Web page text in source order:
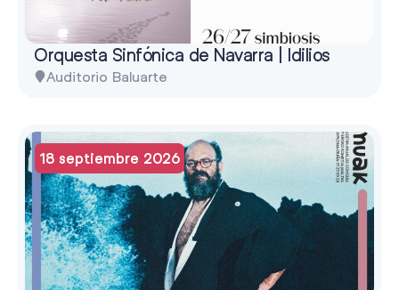
Orquesta Sinfónica de Navarra | Idilios
Auditorio Baluarte
18 septiembre 2026